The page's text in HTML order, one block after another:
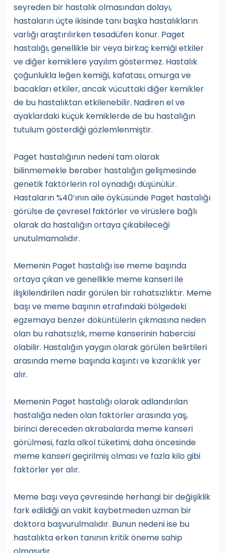
seyreden bir hastalık olmasından dolayı,
hastaların üçte ikisinde tanı başka hastalıkların
varlığı araştırılırken tesadüfen konur. Paget
hastalığı, genellikle bir veya birkaç kemiği etkiler
ve diğer kemiklere yayılım göstermez. Hastalık
çoğunlukla leğen kemiği, kafatası, omurga ve
bacakları etkiler, ancak vücuttaki diğer kemikler
de bu hastalıktan etkilenebilir. Nadiren el ve
ayaklardaki küçük kemiklerde de bu hastalığın
tutulum gösterdiği gözlemlenmiştir.
Paget hastalığının nedeni tam olarak
bilinmemekle beraber hastalığın gelişmesinde
genetik faktörlerin rol oynadığı düşünülür.
Hastaların %40’ının aile öyküsünde Paget hastalığı
görülse de çevresel faktörler ve virüslere bağlı
olarak da hastalığın ortaya çıkabileceği
unutulmamalıdır.
Memenin Paget hastalığı ise meme başında
ortaya çıkan ve genellikle meme kanseri ile
ilişkilendirilen nadir görülen bir rahatsızlıktır. Meme
başı ve meme başının etrafındaki bölgedeki
egzemaya benzer döküntülerin çıkmasına neden
olan bu rahatsızlık, meme kanserinin habercisi
olabilir. Hastalığın yaygın olarak görülen belirtileri
arasında meme başında kaşıntı ve kızarıklık yer
alır.
Memenin Paget hastalığı olarak adlandırılan
hastalığa neden olan faktörler arasında yaş,
birinci dereceden akrabalarda meme kanseri
görülmesi, fazla alkol tüketimi, daha öncesinde
meme kanseri geçirilmiş olması ve fazla kilo gibi
faktörler yer alır.
Meme başı veya çevresinde herhangi bir değişiklik
fark edildiği an vakit kaybetmeden uzman bir
doktora başvurulmalıdır. Bunun nedeni ise bu
hastalıkta erken tanının kritik öneme sahip